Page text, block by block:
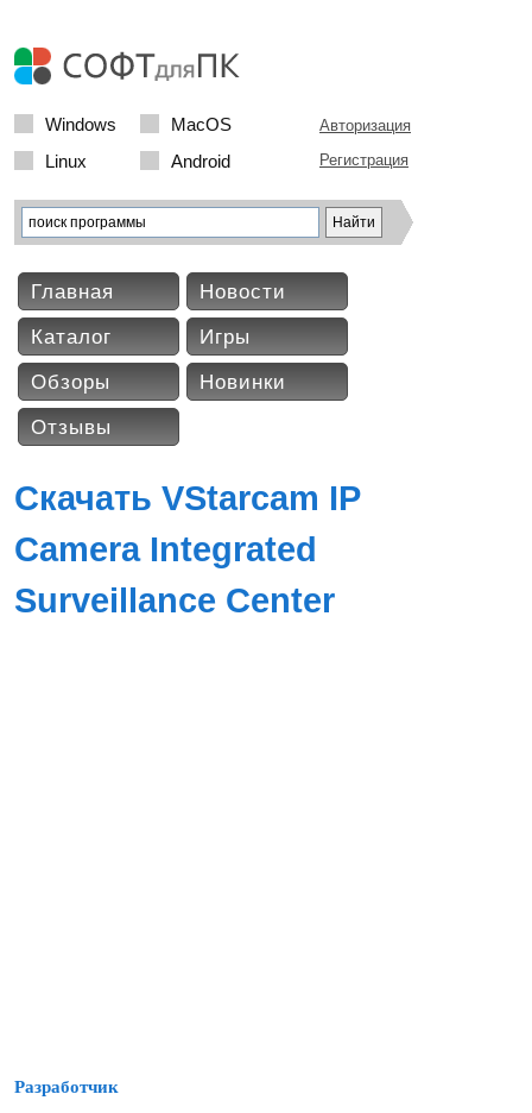
Windows
MacOS
Linux
Android
Авторизация
Регистрация
Главная
Новости
Каталог
Игры
Обзоры
Новинки
Отзывы
Скачать VStarcam IP
Camera Integrated
Surveillance Center
Разработчик